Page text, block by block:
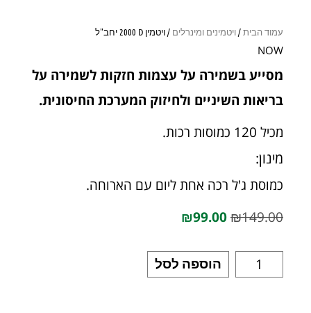
עמוד הבית/ויטמינים ומינרלים / ויטמין D‏ 2000 יחב"ל
NOW
מסייע בשמירה על עצמות חזקות לשמירה על
בריאות השיניים ולחיזוק המערכת החיסונית.
מכיל 120 כמוסות רכות.
מינון:
כמוסת ג'ל רכה אחת ליום עם הארוחה.
₪149.00
₪99.00
הוספה לסל